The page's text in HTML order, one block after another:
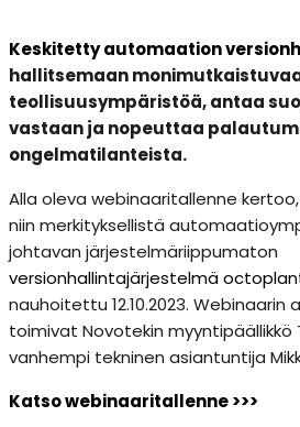
Keskitetty automaation
hallitsemaan
teollisuusympäristöä, antaa
vastaan ja nopeuttaa
ongelmatilanteista.
Alla oleva webinaaritallenne
niin merkityksellistä
johtavan järjestelmäriippumaton
versionhallintajärjestelmä
nauhoitettu 12.10.2023. Webinaarin
toimivat Novotekin myyntipäällikkö
vanhempi tekninen asiantuntija
Katso webinaaritallenne >>>